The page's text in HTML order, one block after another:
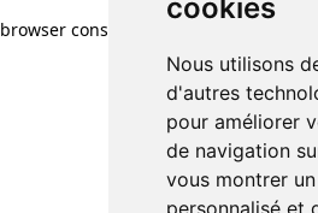
cookies
Nous utilisons
d'autres
pour améliorer
de navigation
vous montrer
personnalisé et
browser console for more information)